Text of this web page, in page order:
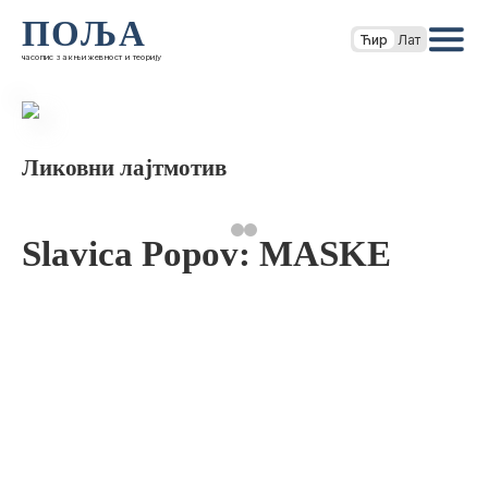
ПОЉА
часопис за књижевност и теорију
Ћир Лат
Ликовни лајтмотив
Slavica Popov: MASKE